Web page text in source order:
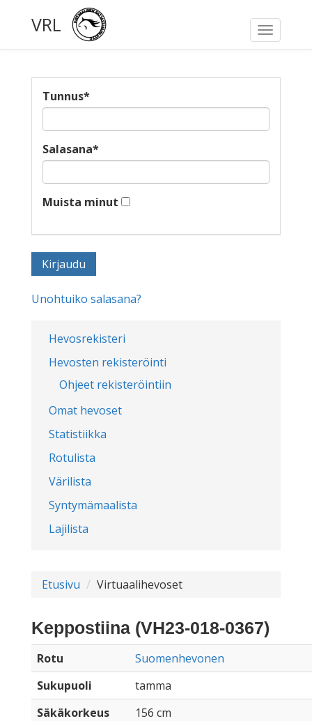
Toggle
VRL
Hevosrekisteri
Hevosten rekisteröinti
Ohjeet rekisteröintiin
Omat hevoset
Statistiikka
Rotulista
Värilista
Syntymämaalista
Lajilista
Tunnus*
Salasana*
Muista minut
Unohtuiko salasana?
Etusivu Virtuaalihevoset
Keppostiina (VH23-018-0367)
Rotu
Suomenhevonen
Sukupuoli
tamma
Säkäkorkeus
156 cm